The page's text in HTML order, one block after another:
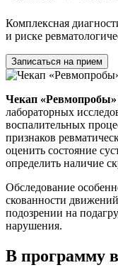
Комплексная
и риске
Записаться на прием
Чекап «Ревмопробы»
лабораторных
воспалительных
признаков
оценить состояние
определить наличие
Обследование
скованности
подозрении на
нарушения.
В программу